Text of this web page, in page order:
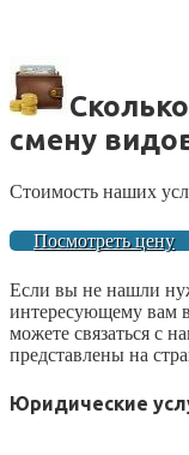
смену
Стоимость наших
Посмотреть цену
Если вы не нашли
интересующему вам
можете связаться с
представлены на
Юридические